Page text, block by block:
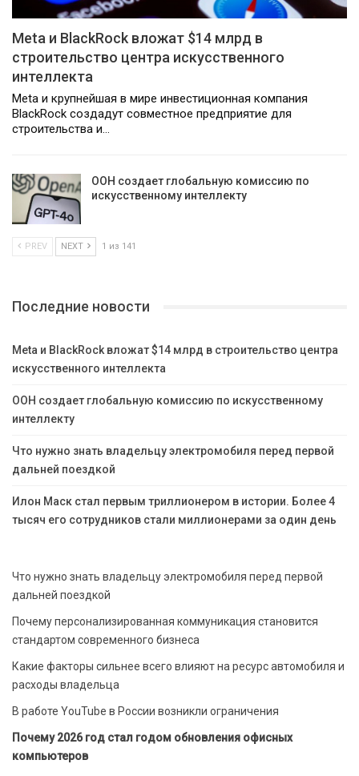
Meta и BlackRock вложат $14 млрд в
строительство центра искусственного
интеллекта
Meta и крупнейшая в мире инвестиционная компания
BlackRock создадут совместное предприятие для
строительства и…
ООН создает глобальную комиссию по
искусственному интеллекту
PREV NEXT 1 из 141
Последние новости
Meta и BlackRock вложат $14 млрд в строительство центра
искусственного интеллекта
ООН создает глобальную комиссию по искусственному
интеллекту
Что нужно знать владельцу электромобиля перед первой
дальней поездкой
Илон Маск стал первым триллионером в истории. Более 4
тысяч его сотрудников стали миллионерами за один день
Что нужно знать владельцу электромобиля перед первой
дальней поездкой
Почему персонализированная коммуникация становится
стандартом современного бизнеса
Какие факторы сильнее всего влияют на ресурс автомобиля и
расходы владельца
В работе YouTube в России возникли ограничения
Почему 2026 год стал годом обновления офисных
компьютеров